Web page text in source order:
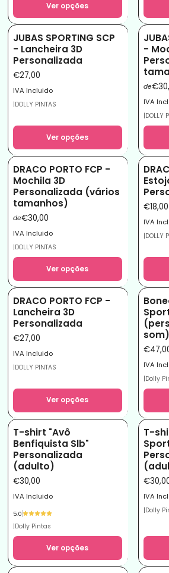
Ver opções
JUBAS SPORTING SCP
- Lancheira 3D
Personalizada
€27,00
IVA Incluido
|DOLLY PINTAS
Ver opções
-
de
IVA
|DOLLY
DRACO PORTO FCP -
Mochila 3D
Personalizada (vários
tamanhos)
de€30,00
IVA Incluido
|DOLLY PINTAS
Ver opções
€18,00
IVA
|DOLLY
DRACO PORTO FCP -
Lancheira 3D
Personalizada
€27,00
IVA Incluido
|DOLLY PINTAS
Ver opções
som)
IVA
|Dolly
T-shirt "Avô
Benfiquista Slb"
Personalizada
(adulto)
€30,00
IVA Incluido
5.0
|Dolly Pintas
Ver opções
T-
IVA
|Dolly